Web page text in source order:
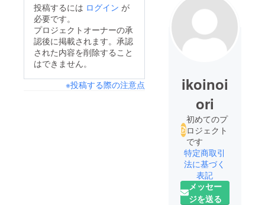
投稿するには ログイン が
必要です。
プロジェクトオーナーの承
認後に掲載されます。承認
された内容を削除すること
はできません。
※投稿する際の注意点
ikoinoi
ori
初めてのプ
ロジェクト
です
特定商取引
法に基づく
表記
メッセー
ジを送る